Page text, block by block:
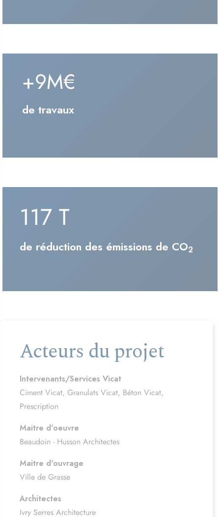
+9M€
de travaux
117 T
de réduction des émissions de CO2
Acteurs du projet
Intervenants/Services Vicat
Ciment Vicat, Granulats Vicat, Béton Vicat,
Prescription
Maitre d'oeuvre
Beaudoin - Husson Architectes
Maitre d'ouvrage
Ville de Grasse
Architectes
Ivry Serres Architecture